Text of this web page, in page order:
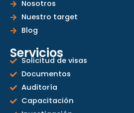
Nosotros
Nuestro target
Blog
Servicios
Solicitud de visas
Documentos
Auditoría
Capacitación